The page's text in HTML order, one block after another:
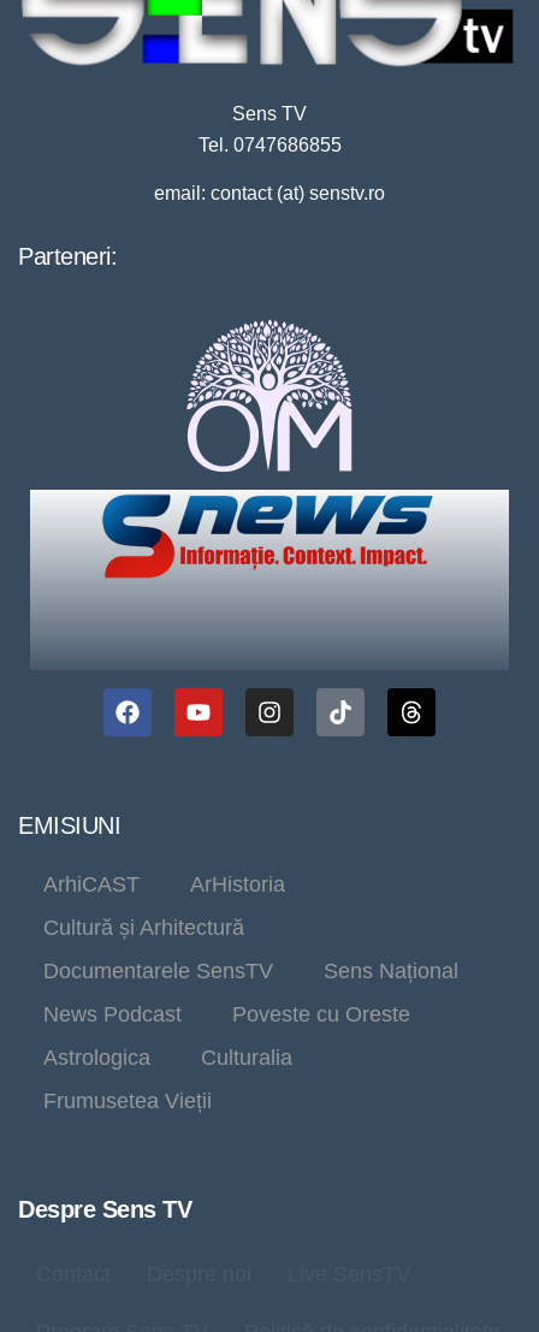
Sens TV
Tel. 0747686855
email: contact (at) senstv.ro
Parteneri:
EMISIUNI
ArhiCAST
ArHistoria
Cultură și Arhitectură
Documentarele SensTV
Sens Național
News Podcast
Poveste cu Oreste
Astrologica
Culturalia
Frumusetea Vieții
Despre Sens TV